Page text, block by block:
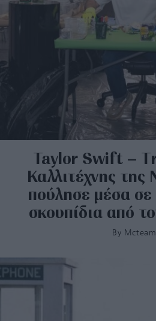
Taylor Swift –
Καλλιτέχνης της
πούλησε μέσα σε
σκουπίδια από
By Mcteam